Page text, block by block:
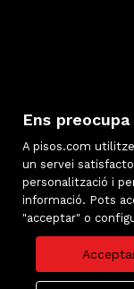
Ens
A pisos.com
un servei
personalització i
informació. Pots
"acceptar" o
Immobles
Mapa Web
Preferits